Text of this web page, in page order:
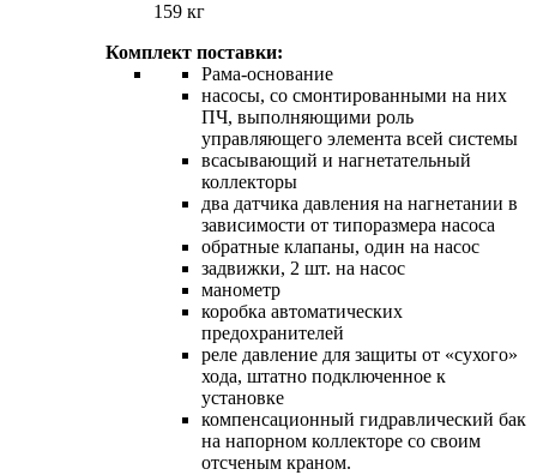
159 кг
Комплект поставки:
Рама-основание
насосы, со смонтированными на них
ПЧ, выполняющими роль
управляющего элемента всей системы
всасывающий и нагнетательный
коллекторы
два датчика давления на нагнетании в
зависимости от типоразмера насоса
обратные клапаны, один на насос
задвижки, 2 шт. на насос
манометр
коробка автоматических
предохранителей
реле давление для защиты от «сухого»
хода, штатно подключенное к
установке
компенсационный гидравлический бак
на напорном коллекторе со своим
отсченым краном.